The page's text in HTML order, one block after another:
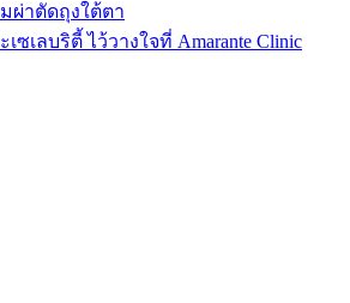
ผ่าตัดถุงใต้ตา
ซเลบริตี้ ไว้วางใจที่ Amarante Clinic